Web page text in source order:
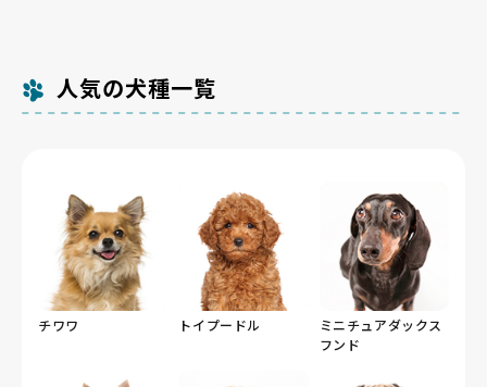
人気の犬種一覧
チワワ トイプードル
ミニチュアダックス
フンド